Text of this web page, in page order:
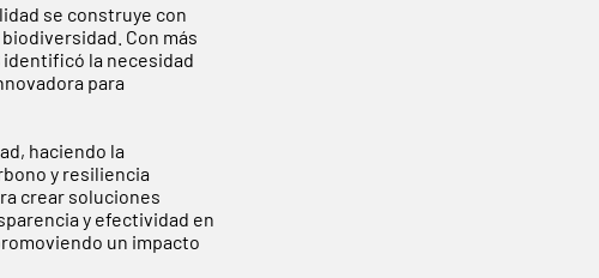
se construye con
Con más
identificó la necesidad
para
haciendo la
y resiliencia
crear soluciones
y efectividad en
un impacto